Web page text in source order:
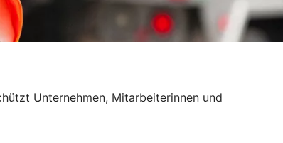
Unternehmen, Mitarbeiterinnen und